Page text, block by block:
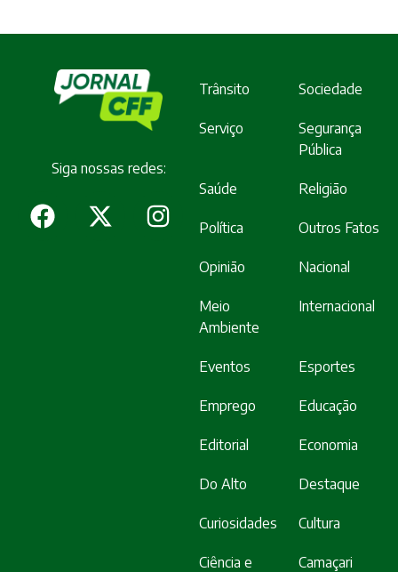
Siga nossas redes:
Trânsito Sociedade
Serviço
Segurança
Pública
Saúde Religião
Política Outros Fatos
Opinião Nacional
Meio
Ambiente
Internacional
Eventos Esportes
Emprego Educação
Editorial Economia
Do Alto Destaque
Curiosidades Cultura
Ciência e Camaçari